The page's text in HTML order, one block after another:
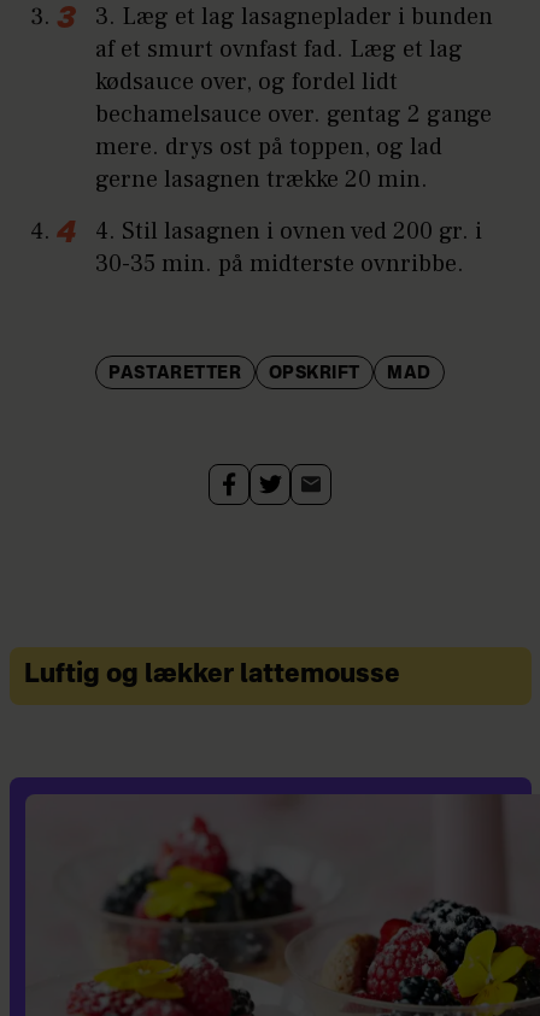
3. Læg et lag lasagneplader i bunden
af et smurt ovnfast fad. Læg et lag
kødsauce over, og fordel lidt
bechamelsauce over. gentag 2 gange
mere. drys ost på toppen, og lad
gerne lasagnen trække 20 min.
4. Stil lasagnen i ovnen ved 200 gr. i
30-35 min. på midterste ovnribbe.
PASTARETTER OPSKRIFT MAD
Luftig og lækker lattemousse